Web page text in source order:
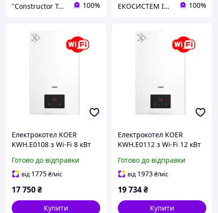
"Constructor Tepla" Конструктор Тепла 100% ЕКОСИСТЕМ ІНЖИНІРИНГ ТОВ 100%
Електрокотел KOER
KWH.E0108 з Wi-Fi 8 кВт
Готово до відправки
від 1775₴/міс
17 750₴
Купити
Електрокотел KOER
KWH.E0112 з Wi-Fi 12 кВт
Готово до відправки
від 1973₴/міс
19 734₴
Купити